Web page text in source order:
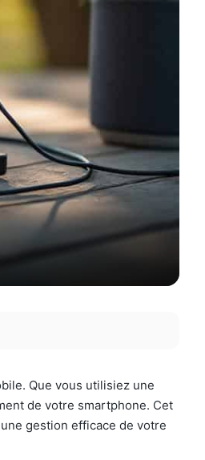
Que vous utilisiez une
de votre smartphone. Cet
gestion efficace de votre